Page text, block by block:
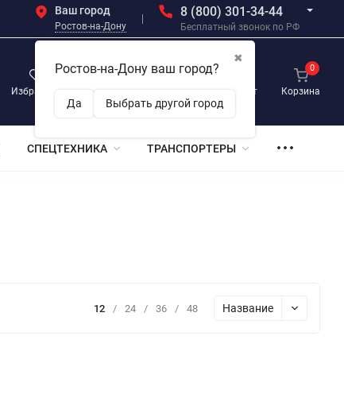
Ваш город
Ростов-на-Дону
✖
Ростов-на-Дону ваш город?
Да Выбрать другой город
8 (800) 301-34-44
Бесплатный звонок по РФ
Избранное
0
Личный кабинет Корзина
0
СПЕЦТЕХНИКА ТРАНСПОРТЕРЫ
12 / 24 / 36 / 48 Название